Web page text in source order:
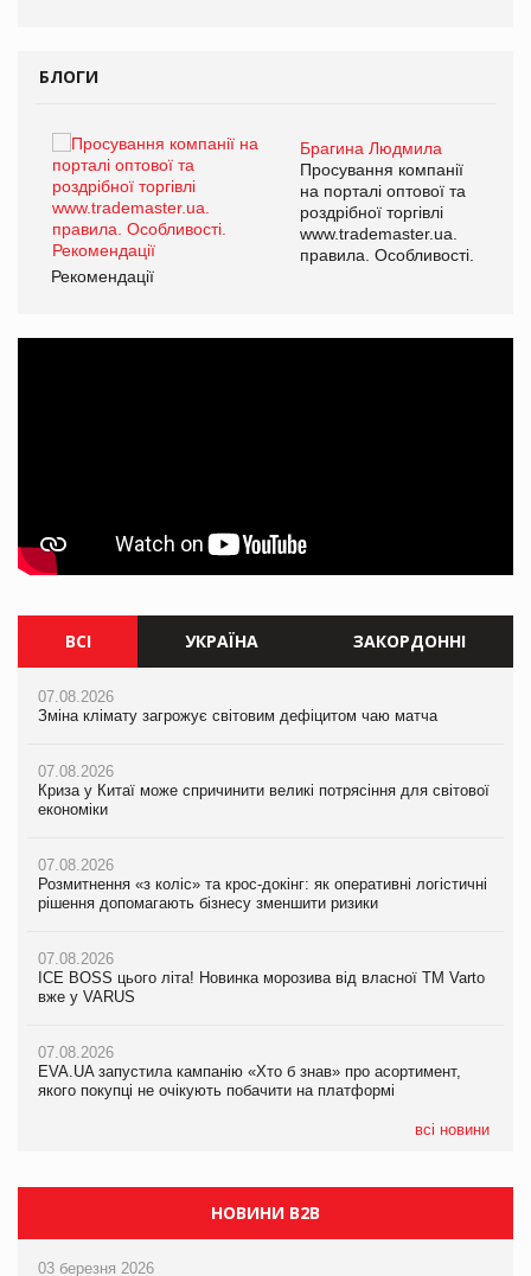
БЛОГИ
Брагина Людмила
Просування компанії
на порталі оптової та
роздрібної торгівлі
www.trademaster.ua.
правила. Особливості.
Рекомендації
ВСІ УКРАЇНА ЗАКОРДОННІ
07.08.2026
Зміна клімату загрожує світовим дефіцитом чаю матча
07.08.2026
Криза у Китаї може спричинити великі потрясіння для світової
економіки
07.08.2026
Розмитнення «з коліс» та крос-докінг: як оперативні логістичні
рішення допомагають бізнесу зменшити ризики
07.08.2026
ICE BOSS цього літа! Новинка морозива від власної ТМ Varto
вже у VARUS
07.08.2026
EVA.UA запустила кампанію «Хто б знав» про асортимент,
якого покупці не очікують побачити на платформі
всі новини
07.08.2026
Зміна клімату загрожує світовим дефіцитом чаю матча
07.08.2026
Криза у Китаї може спричинити великі потрясіння для світової
економіки
07.08.2026
Розмитнення «з коліс» та крос-докінг: як оперативні логістичні
рішення допомагають бізнесу зменшити ризики
07.08.2026
ICE BOSS цього літа! Новинка морозива від власної ТМ Varto
вже у VARUS
07.08.2026
EVA.UA запустила кампанію «Хто б знав» про асортимент,
якого покупці не очікують побачити на платформі
07.08.2026
Зміна клімату загрожує світовим дефіцитом чаю матча
07.08.2026
Криза у Китаї може спричинити великі потрясіння для світової
економіки
07.08.2026
Kraft Heinz скоротила збиток у першому півріччі
Продажі Hugo Boss впали на 9%
НОВИНИ B2B
03 березня 2026